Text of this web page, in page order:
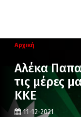
Αρχική
Αλέκα
τις μέρες
ΚΚΕ
11-12-2021